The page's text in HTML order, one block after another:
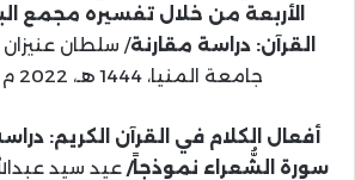
الأربعة من خلال تفسيره مجمع
القرآن: دراسة مقارنة/ سلطان
جامعة المنيا، 1444 هـ، 2022 م (ماجستير).
أفعال الكلام في القرآن الكريم:
سورة الشُّعراء نموذجاً/ عيد سيد